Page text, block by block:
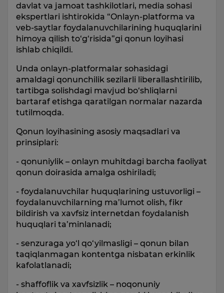
davlat va jamoat tashkilotlari, media sohasi
ekspertlari ishtirokida “Onlayn-platforma va
veb-saytlar foydalanuvchilarining huquqlarini
himoya qilish to‘g‘risida”gi qonun loyihasi
ishlab chiqildi.
Unda onlayn-platformalar sohasidagi
amaldagi qonunchilik sezilarli liberallashtirilib,
tartibga solishdagi mavjud bo‘shliqlarni
bartaraf etishga qaratilgan normalar nazarda
tutilmoqda.
Qonun loyihasining asosiy maqsadlari va
prinsiplari:
- qonuniylik – onlayn muhitdagi barcha faoliyat
qonun doirasida amalga oshiriladi;
- foydalanuvchilar huquqlarining ustuvorligi –
foydalanuvchilarning ma’lumot olish, fikr
bildirish va xavfsiz internetdan foydalanish
huquqlari ta’minlanadi;
- senzuraga yo‘l qo‘yilmasligi – qonun bilan
taqiqlanmagan kontentga nisbatan erkinlik
kafolatlanadi;
- shaffoflik va xavfsizlik – noqonuniy